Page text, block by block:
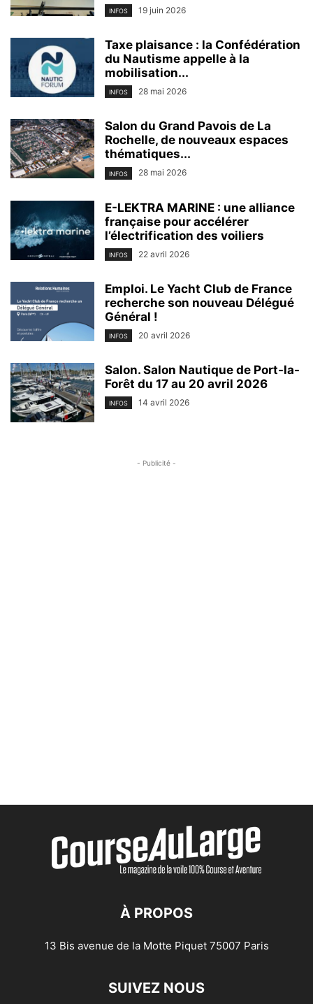
INFOS 19 juin 2026
Taxe plaisance : la Confédération
du Nautisme appelle à la
mobilisation...
INFOS 28 mai 2026
Salon du Grand Pavois de La
Rochelle, de nouveaux espaces
thématiques...
INFOS 28 mai 2026
E-LEKTRA MARINE : une alliance
française pour accélérer
l’électrification des voiliers
INFOS 22 avril 2026
Emploi. Le Yacht Club de France
recherche son nouveau Délégué
Général !
INFOS 20 avril 2026
Salon. Salon Nautique de Port-la-
Forêt du 17 au 20 avril 2026
INFOS 14 avril 2026
- Publicité -
À PROPOS
13 Bis avenue de la Motte Piquet 75007 Paris
SUIVEZ NOUS